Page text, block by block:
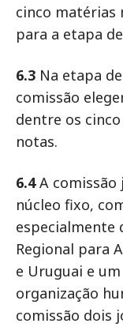
cinco matérias
para a etapa
6.3 Na etapa
comissão
dentre os
notas.
6.4A comissão
núcleo fixo,
especialmente
Regional para
e Uruguai e
organização
comissão dois